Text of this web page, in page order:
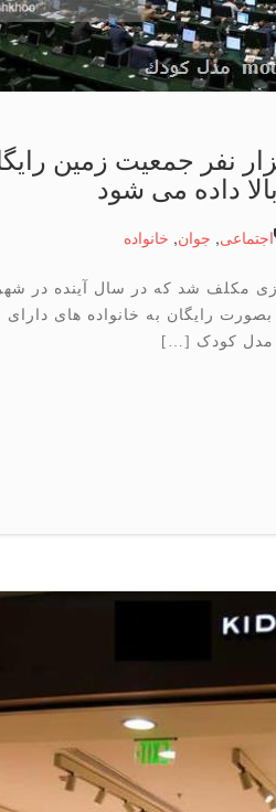
شهرهای زیر ۵۰۰ هزار نفر جمعیت
اجتماعی, جوان, خانواده
مکلف شد که در سال آینده در